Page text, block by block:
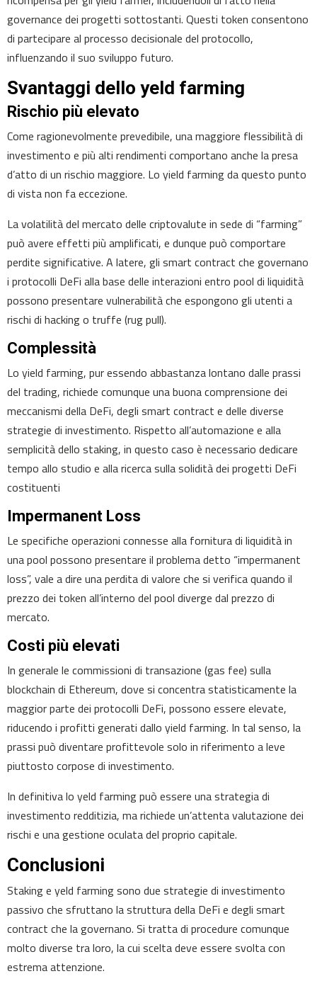
governance dei progetti sottostanti. Questi token consentono
di partecipare al processo decisionale del protocollo,
influenzando il suo sviluppo futuro.
Svantaggi dello yeld farming
Rischio più elevato
Come ragionevolmente prevedibile, una maggiore flessibilità di
investimento e più alti rendimenti comportano anche la presa
d’atto di un rischio maggiore. Lo yield farming da questo punto
di vista non fa eccezione.
La volatilità del mercato delle criptovalute in sede di “farming”
può avere effetti più amplificati, e dunque può comportare
perdite significative. A latere, gli smart contract che governano
i protocolli DeFi alla base delle interazioni entro pool di liquidità
possono presentare vulnerabilità che espongono gli utenti a
rischi di hacking o truffe (rug pull).
Complessità
Lo yield farming, pur essendo abbastanza lontano dalle prassi
del trading, richiede comunque una buona comprensione dei
meccanismi della DeFi, degli smart contract e delle diverse
strategie di investimento. Rispetto all’automazione e alla
semplicità dello staking, in questo caso è necessario dedicare
tempo allo studio e alla ricerca sulla solidità dei progetti DeFi
costituenti
Impermanent Loss
Le specifiche operazioni connesse alla fornitura di liquidità in
una pool possono presentare il problema detto “impermanent
loss”, vale a dire una perdita di valore che si verifica quando il
prezzo dei token all’interno del pool diverge dal prezzo di
mercato.
Costi più elevati
In generale le commissioni di transazione (gas fee) sulla
blockchain di Ethereum, dove si concentra statisticamente la
maggior parte dei protocolli DeFi, possono essere elevate,
riducendo i profitti generati dallo yield farming. In tal senso, la
prassi può diventare profittevole solo in riferimento a leve
piuttosto corpose di investimento.
In definitiva lo yeld farming può essere una strategia di
investimento redditizia, ma richiede un’attenta valutazione dei
rischi e una gestione oculata del proprio capitale.
Conclusioni
Staking e yeld farming sono due strategie di investimento
passivo che sfruttano la struttura della DeFi e degli smart
contract che la governano. Si tratta di procedure comunque
molto diverse tra loro, la cui scelta deve essere svolta con
estrema attenzione.